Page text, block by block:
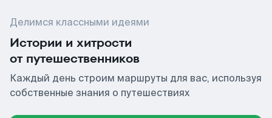
Делимся классными идеями
Истории и хитрости
от путешественников
Каждый день строим маршруты для вас, используя
собственные знания о путешествиях